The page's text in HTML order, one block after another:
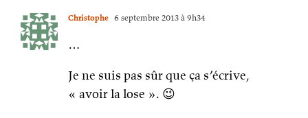
Christophe 6 septembre 2013 à 9h34
…
Je ne suis pas sûr que ça s’écrive,
« avoir la lose ». 😉